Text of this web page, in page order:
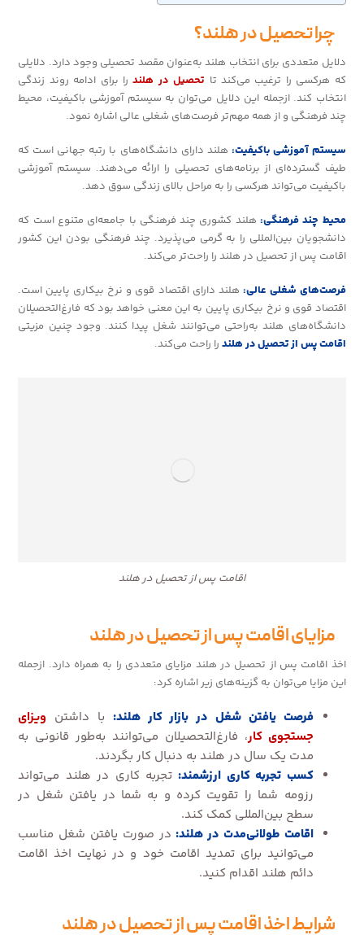
چرا تحصیل در هلند؟
دلایل متعددی برای انتخاب هلند به‌عنوان مقصد تحصیلی وجود دارد. دلایلی
که هرکسی را ترغیب می‌کند تا تحصیل در هلندرا برای ادامه روند زندگی
انتخاب کند. ازجمله این دلایل می‌توان به سیستم آموزشی باکیفیت، محیط
چند فرهنگی و از همه مهم‌تر فرصت‌های شغلی عالی اشاره نمود.
سیستم آموزشی باکیفیت: هلند دارای دانشگاه‌های با رتبه جهانی است که
طیف گسترده‌ای از برنامه‌های تحصیلی را ارائه می‌دهند. سیستم آموزشی
باکیفیت می‌تواند هرکسی را به مراحل بالای زندگی سوق دهد.
محیط چند فرهنگی:هلند کشوری چند فرهنگی با جامعه‌ای متنوع است که
دانشجویان بین‌المللی را به گرمی می‌پذیرد. چند فرهنگی بودن این کشور
اقامت پس از تحصیل در هلند را راحت‌تر می‌کند.
فرصت‌های شغلی عالی: هلند دارای اقتصاد قوی و نرخ بیکاری پایین است.
اقتصاد قوی و نرخ بیکاری پایین به این معنی خواهد بود که فارغ‌التحصیلان
دانشگاه‌های هلند به‌راحتی می‌توانند شغل پیدا کنند. وجود چنین مزیتی
اقامت پس از تحصیل در هلند را راحت می‌کند.
اقامت پس از تحصیل در هلند
مزایای اقامت پس از تحصیل در هلند
اخذ اقامت پس از تحصیل در هلند مزایای متعددی را به همراه دارد. ازجمله
این مزایا می‌توان به گزینه‌های زیر اشاره کرد:
فرصت یافتن شغل در بازار کار هلند: با داشتن ویزای
جستجوی کار، فارغ‌التحصیلان می‌توانند به‌طور قانونی به
مدت یک سال در هلند به دنبال کار بگردند.
کسب تجربه کاری ارزشمند:تجربه کاری در هلند می‌تواند
رزومه شما را تقویت کرده و به شما در یافتن شغل در
سطح بین‌المللی کمک کند.
اقامت طولانی‌مدت در هلند:در صورت یافتن شغل مناسب
می‌توانید برای تمدید اقامت خود و در نهایت اخذ اقامت
دائم هلند اقدام کنید.
شرایط اخذ اقامت پس از تحصیل در هلند